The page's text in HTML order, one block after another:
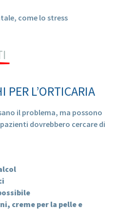
come lo stress
PER L’ORTICARIA
il problema, ma possono
dovrebbero cercare di
creme per la pelle e